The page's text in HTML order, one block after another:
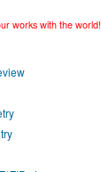
works with the world!